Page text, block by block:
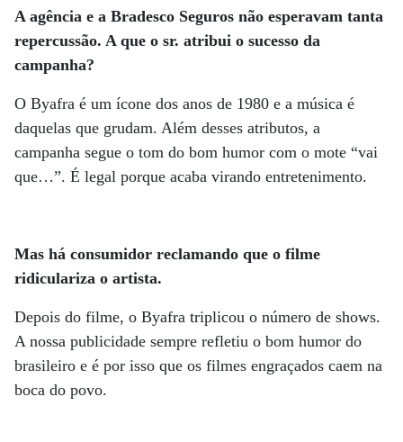
A agência e a Bradesco Seguros não esperavam tanta
repercussão. A que o sr. atribui o sucesso da
campanha?
O Byafra é um ícone dos anos de 1980 e a música é
daquelas que grudam. Além desses atributos, a
campanha segue o tom do bom humor com o mote “vai
que…”. É legal porque acaba virando entretenimento.
Mas há consumidor reclamando que o filme
ridiculariza o artista.
Depois do filme, o Byafra triplicou o número de shows.
A nossa publicidade sempre refletiu o bom humor do
brasileiro e é por isso que os filmes engraçados caem na
boca do povo.